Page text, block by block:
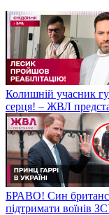
Колишній учасник
серця! – ЖВЛ
БРАВО! Син
підтримати воїнів